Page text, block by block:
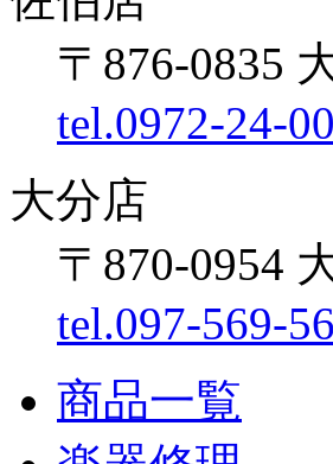
〒876-0835
tel.0972-24-
大分店
〒870-0954
tel.097-569-
商品一覧